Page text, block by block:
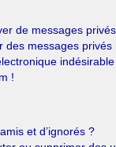
de messages
des messages privés
!
et d’ignorés ?